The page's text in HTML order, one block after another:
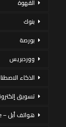
القهوة
بنوك
بورصة
ووردبريس
الذكاء
تسويق
هواتف أبل – Apple